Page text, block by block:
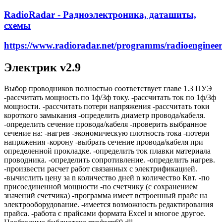
RadioRadar - Радиоэлектроника, даташиты,
схемы
https://www.radioradar.net/programms/
Электрик v2.9
Выбор проводников полностью соответствует главе 1.3 ПУЭ
-рассчитать мощность по 1ф/3ф току. -рассчитать ток по 1ф/3ф
мощности. -рассчитать потери напряжения -рассчитать токи
короткого замыкания -определить диаметр провода/кабеля.
-определить сечение провода/кабеля -проверить выбранное
сечение на: -нагрев -экономическую плотность тока -потери
напряжения -корону -выбрать сечение провода/кабеля при
определенной прокладке. -определить ток плавки материала
проводника. -определить сопротивление. -определить нагрев.
-произвести расчет работ связанных с электрификацией.
-вычислить цену за n количество дней n количество Квт. -по
присоединенной мощности -по счетчику (с сохранением
значений счетчика) -программа имеет встроенный прайс на
электрооборудование. -имеется возможность редактирования
прайса. -работа с прайсами формата Excel и многое другое.